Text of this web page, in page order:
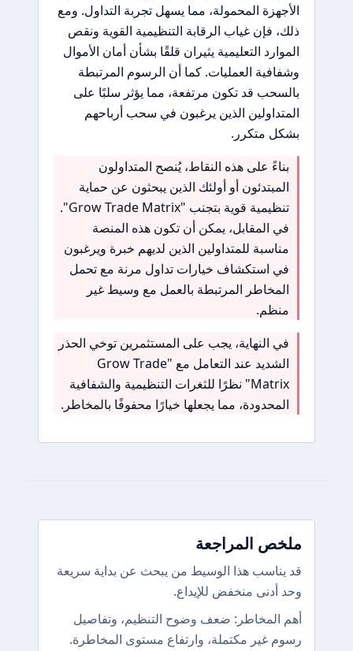
الأجهزة المحمولة، مما يسهل تجربة التداول. ومع
ذلك، فإن غياب الرقابة التنظيمية القوية ونقص
الموارد التعليمية يثيران قلقًا بشأن أمان الأموال
وشفافية العمليات. كما أن الرسوم المرتبطة
بالسحب قد تكون مرتفعة، مما يؤثر سلبًا على
المتداولين الذين يرغبون في سحب أرباحهم
بشكل متكرر.
بناءً على هذه النقاط، يُنصح المتداولون
المبتدئون أو أولئك الذين يبحثون عن حماية
تنظيمية قوية بتجنب "Grow Trade Matrix".
في المقابل، يمكن أن تكون هذه المنصة
مناسبة للمتداولين الذين لديهم خبرة ويرغبون
في استكشاف خيارات تداول مرنة مع تحمل
المخاطر المرتبطة بالعمل مع وسيط غير
منظم.
في النهاية، يجب على المستثمرين توخي الحذر
الشديد عند التعامل مع "Grow Trade
Matrix" نظرًا للثغرات التنظيمية والشفافية
المحدودة، مما يجعلها خيارًا محفوفًا بالمخاطر.
ملخص المراجعة
قد يناسب هذا الوسيط من يبحث عن بداية سريعة
وحد أدنى منخفض للإيداع.
أهم المخاطر: ضعف وضوح التنظيم، وتفاصيل
رسوم غير مكتملة، وارتفاع مستوى المخاطرة.